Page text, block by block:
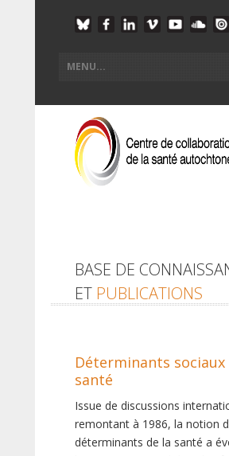
BASE DE
ET PUBLICATIONS
Déterminants sociaux
santé
Issue de discussions
remontant à 1986, la notion
déterminants de la santé a